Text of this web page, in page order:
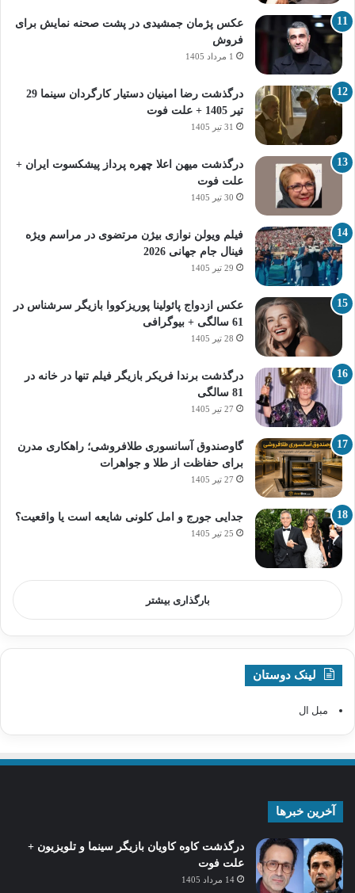
عکس پژمان جمشیدی در پشت صحنه نمایش برای
فروش
1 مرداد 1405
درگذشت رضا امینیان دستیار کارگردان سینما 29
تیر 1405 + علت فوت
31 تیر 1405
درگذشت میهن اعلا چهره پرداز پیشکسوت ایران +
علت فوت
30 تیر 1405
فیلم ویولن نوازی بیژن مرتضوی در مراسم ویژه
فینال جام جهانی 2026
29 تیر 1405
عکس ازدواج پائولینا پوریزکووا بازیگر سرشناس در
61 سالگی + بیوگرافی
28 تیر 1405
درگذشت برندا فریکر بازیگر فیلم تنها در خانه در
81 سالگی
27 تیر 1405
گاوصندوق آسانسوری طلافروشی؛ راهکاری مدرن
برای حفاظت از طلا و جواهرات
27 تیر 1405
جدایی جورج و امل کلونی شایعه است یا واقعیت؟
25 تیر 1405
بارگذاری بیشتر
لینک دوستان
مبل ال
آخرین خبرها
درگذشت کاوه کاویان بازیگر سینما و تلویزیون +
علت فوت
14 مرداد 1405